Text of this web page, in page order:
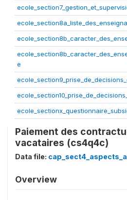
e
Paiement des
vacataires (cs4q4c)
Data file:
Overview